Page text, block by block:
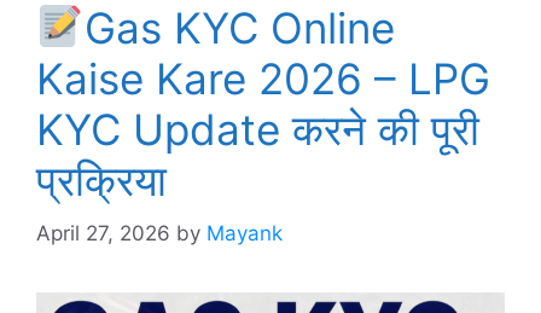
Gas KYC Online
Kaise Kare 2026 – LPG
KYC Update करने की पूरी
प्रक्रिया
April 27, 2026 by Mayank